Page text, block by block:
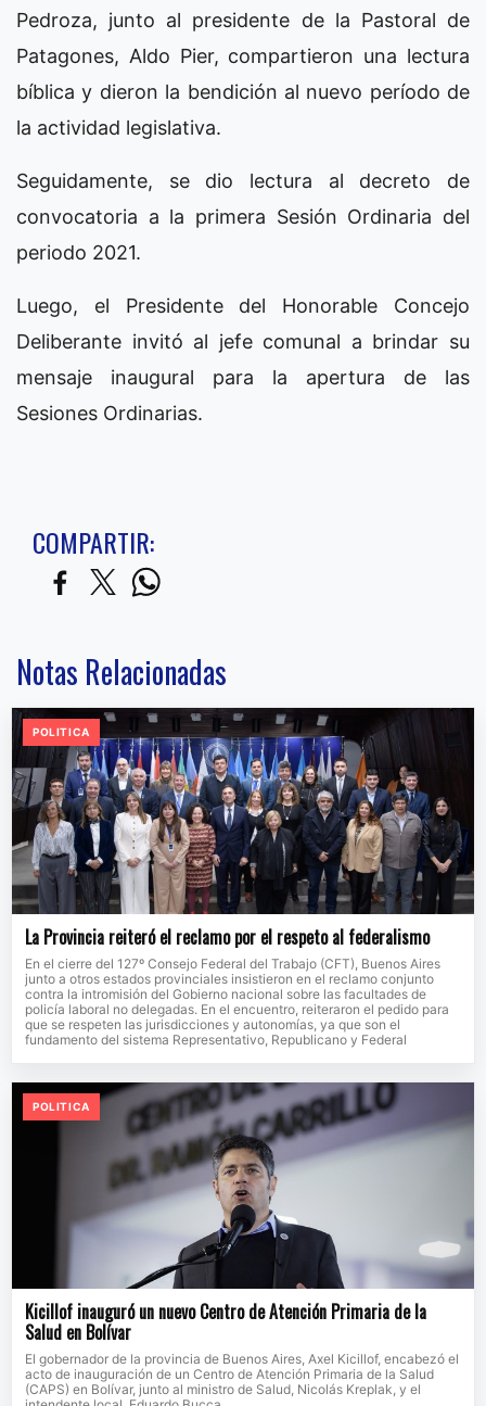
Pedroza, junto al presidente de la Pastoral de
Patagones, Aldo Pier, compartieron una lectura
bíblica y dieron la bendición al nuevo período de
la actividad legislativa.
Seguidamente, se dio lectura al decreto de
convocatoria a la primera Sesión Ordinaria del
periodo 2021.
Luego, el Presidente del Honorable Concejo
Deliberante invitó al jefe comunal a brindar su
mensaje inaugural para la apertura de las
Sesiones Ordinarias.
COMPARTIR:
Notas Relacionadas
POLITICA
La Provincia reiteró el reclamo por el respeto al federalismo
En el cierre del 127º Consejo Federal del Trabajo (CFT), Buenos Aires
junto a otros estados provinciales insistieron en el reclamo conjunto
contra la intromisión del Gobierno nacional sobre las facultades de
policía laboral no delegadas. En el encuentro, reiteraron el pedido para
que se respeten las jurisdicciones y autonomías, ya que son el
fundamento del sistema Representativo, Republicano y Federal
POLITICA
Kicillof inauguró un nuevo Centro de Atención Primaria de la
Salud en Bolívar
El gobernador de la provincia de Buenos Aires, Axel Kicillof, encabezó el
acto de inauguración de un Centro de Atención Primaria de la Salud
(CAPS) en Bolívar, junto al ministro de Salud, Nicolás Kreplak, y el